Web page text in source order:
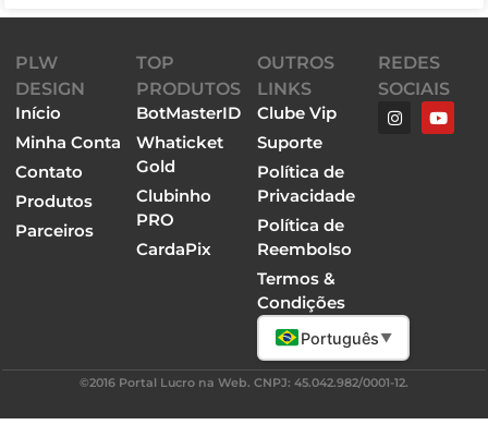
PLW
DESIGN
Início
Minha Conta
Contato
Produtos
Parceiros
TOP
PRODUTOS
BotMasterID
Whaticket
Gold
Clubinho
PRO
CardaPix
OUTROS
LINKS
Clube Vip
Suporte
Política de
Privacidade
Política de
Reembolso
Termos &
Condições
Português ▼
REDES
SOCIAIS
©2016 Portal Lucro na Web. CNPJ: 45.042.982/0001-12.